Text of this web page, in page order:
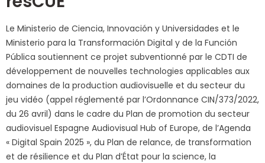
Le Ministerio de Ciencia, Innovación y Universidades et le
Ministerio para la Transformación Digital y de la Función
Pública soutiennent ce projet subventionné par le CDTI de
développement de nouvelles technologies applicables aux
domaines de la production audiovisuelle et du secteur du
jeu vidéo (appel réglementé par l’Ordonnance CIN/373/2022,
du 26 avril) dans le cadre du Plan de promotion du secteur
audiovisuel Espagne Audiovisual Hub of Europe, de l’Agenda
« Digital Spain 2025 », du Plan de relance, de transformation
et de résilience et du Plan d’État pour la science, la